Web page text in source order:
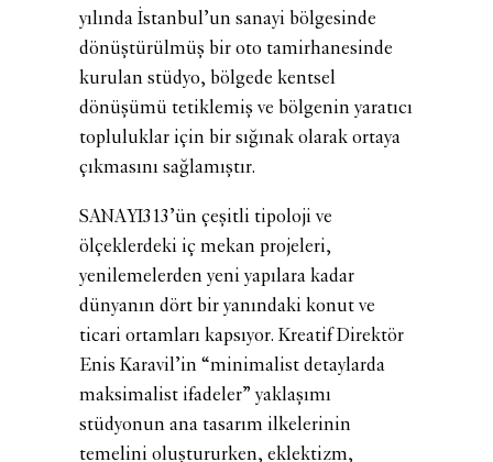
yılında İstanbul’un sanayi bölgesinde
dönüştürülmüş bir oto tamirhanesinde
kurulan stüdyo, bölgede kentsel
dönüşümü tetiklemiş ve bölgenin yaratıcı
topluluklar için bir sığınak olarak ortaya
çıkmasını sağlamıştır.
SANAYI313’ün çeşitli tipoloji ve
ölçeklerdeki iç mekan projeleri,
yenilemelerden yeni yapılara kadar
dünyanın dört bir yanındaki konut ve
ticari ortamları kapsıyor. Kreatif Direktör
Enis Karavil’in “minimalist detaylarda
maksimalist ifadeler” yaklaşımı
stüdyonun ana tasarım ilkelerinin
temelini oluştururken, eklektizm,